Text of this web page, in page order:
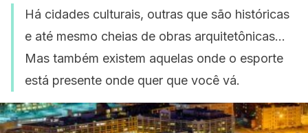
Há cidades culturais, outras que são históricas
e até mesmo cheias de obras arquitetônicas…
Mas também existem aquelas onde o esporte
está presente onde quer que você vá.